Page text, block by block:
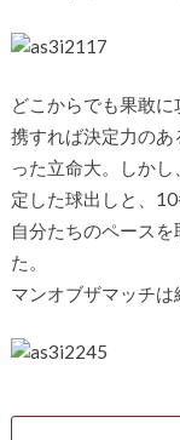
どこからでも果敢
携すれば決定力の
った立命大。しか
定した球出しと、
自分たちのペース
た。
マンオブザマッチは